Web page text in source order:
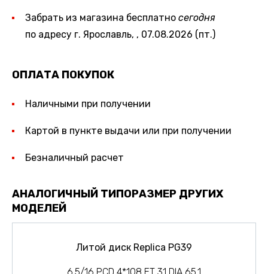
Забрать из магазина бесплатно сегодня
по адресу г. Ярославль, , 07.08.2026 (пт.)
ОПЛАТА ПОКУПОК
Наличными при получении
Картой в пункте выдачи или при получении
Безналичный расчет
АНАЛОГИЧНЫЙ ТИПОРАЗМЕР ДРУГИХ
МОДЕЛЕЙ
Литой диск Replica PG39
6.5/16 PCD 4*108 ET 31 DIA 65.1